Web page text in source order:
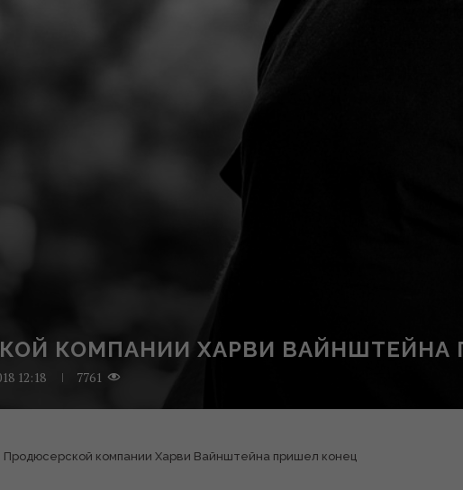
КОМПАНИИ ХАРВИ ВАЙНШТЕЙНА
12:18 7761
Продюсерской компании Харви Вайнштейна пришел конец